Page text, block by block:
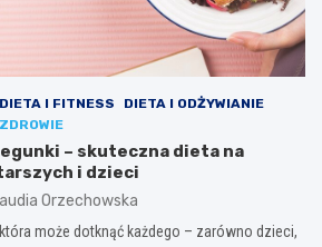
DIETA I FITNESS
DIETA I ODŻYWIANIE
ZDROWIE
– skuteczna dieta na
i dzieci
Orzechowska
może dotknąć każdego – zarówno dzieci,